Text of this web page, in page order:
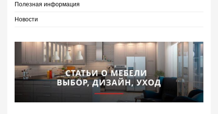
Полезная информация
Новости